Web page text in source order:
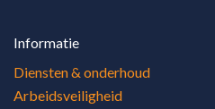
Informatie
Diensten & onderhoud
Arbeidsveiligheid